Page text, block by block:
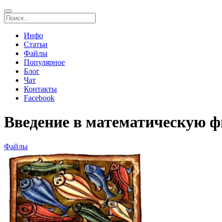
Инфо
Статьи
Файлы
Популярное
Блог
Чат
Контакты
Facebook
Введение в математическую
Файлы